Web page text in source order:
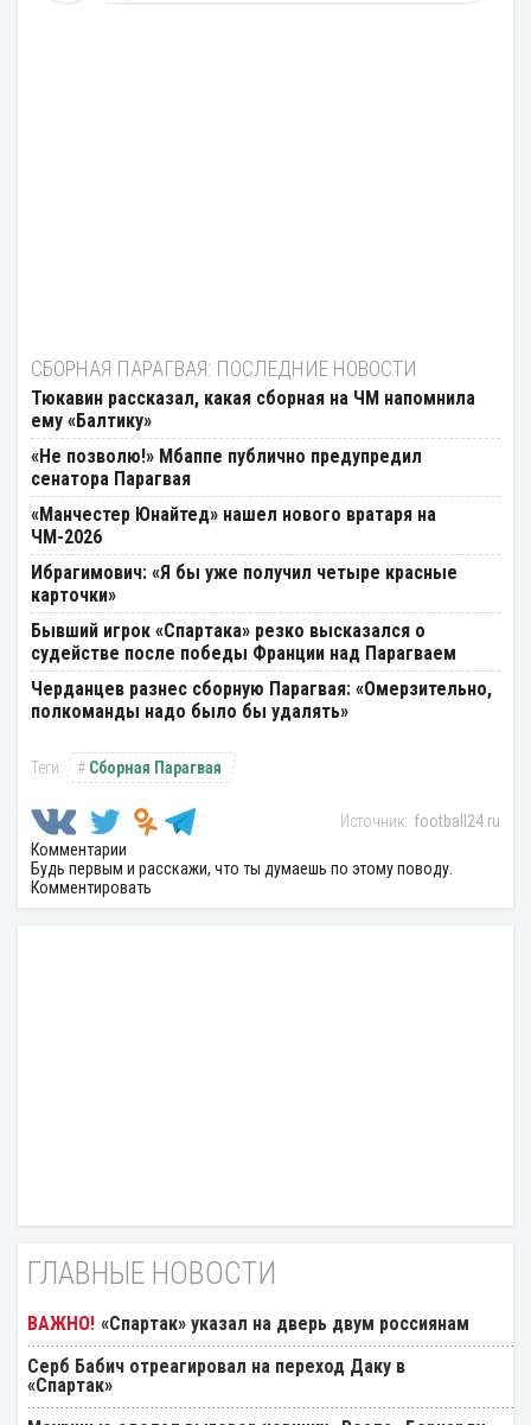
СБОРНАЯ ПАРАГВАЯ: ПОСЛЕДНИЕ НОВОСТИ
Тюкавин рассказал, какая сборная на ЧМ напомнила
ему «Балтику»
«Не позволю!» Мбаппе публично предупредил
сенатора Парагвая
«Манчестер Юнайтед» нашел нового вратаря на
ЧМ-2026
Ибрагимович: «Я бы уже получил четыре красные
карточки»
Бывший игрок «Спартака» резко высказался о
судействе после победы Франции над Парагваем
Черданцев разнес сборную Парагвая: «Омерзительно,
полкоманды надо было бы удалять»
Сборная Парагвая
football24.ru
Комментарии
Будь первым и расскажи, что ты думаешь по этому поводу.
Комментировать
ГЛАВНЫЕ НОВОСТИ
«Спартак» указал на дверь двум россиянам
Серб Бабич отреагировал на переход Даку в
«Спартак»